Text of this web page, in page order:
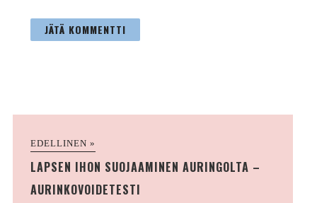
EDELLINEN »
LAPSEN IHON SUOJAAMINEN AURINGOLTA –
AURINKOVOIDETESTI